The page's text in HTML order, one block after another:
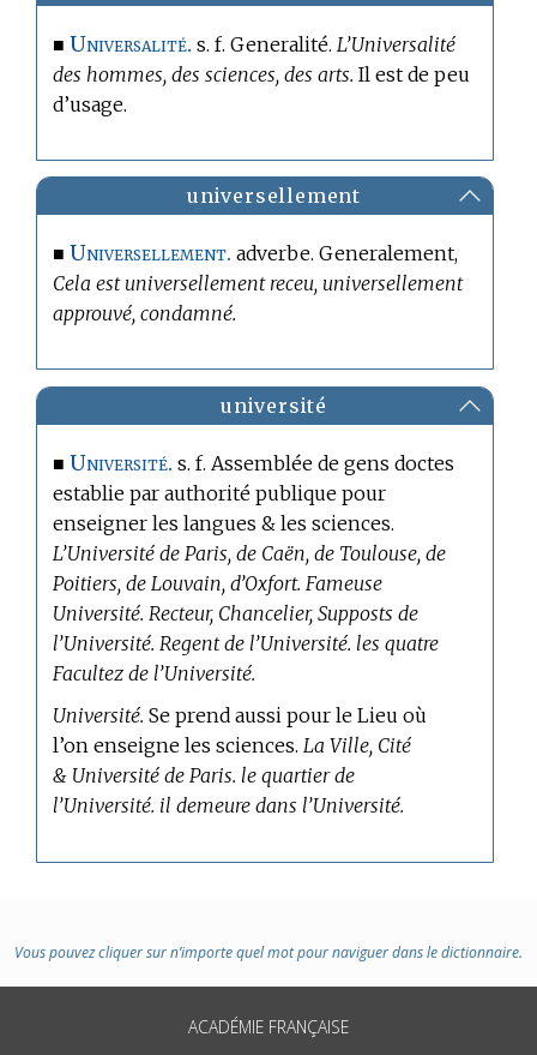
■Universalité. s. f. Generalité. L’Universalité
des hommes, des sciences, des arts. Il est de peu
d’usage.
universellement
■Universellement. adverbe. Generalement,
Cela est universellement receu, universellement
approuvé, condamné.
université
■Université. s. f. Assemblée de gens doctes
establie par authorité publique pour
enseigner les langues & les sciences.
L’Université de Paris, de Caën, de Toulouse, de
Poitiers, de Louvain, d’Oxfort. Fameuse
Université. Recteur, Chancelier, Supposts de
l’Université. Regent de l’Université. les quatre
Facultez de l’Université.
Université. Se prend aussi pour le Lieu où
l’on enseigne les sciences.La Ville, Cité
& Université de Paris. le quartier de
l’Université. il demeure dans l’Université.
Vous pouvez cliquer sur n’importe quel mot pour naviguer dans le dictionnaire.
ACADÉMIE FRANÇAISE